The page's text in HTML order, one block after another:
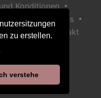
zu erstellen.
verstehe
Konditionen •
Richtlinie zu Cookies •
Hilfe / Kontakt